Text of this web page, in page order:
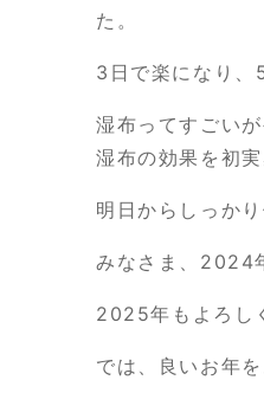
た。
3日で楽になり、
湿布ってすごいが
湿布の効果を初実
明日からしっか
みなさま、2024
2025年もよろし
では、良いお年